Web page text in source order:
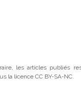
les articles publiés
la licence CC BY-SA-NC.